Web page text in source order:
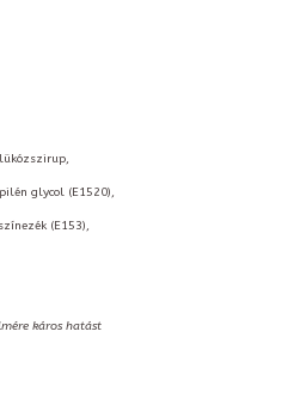
glycol (E1520),
(E153),
káros hatást